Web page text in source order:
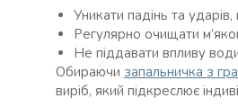
Уникати падінь та
Регулярно очищати
Не піддавати впливу
Обираючи запальничка з
виріб, який підкреслює